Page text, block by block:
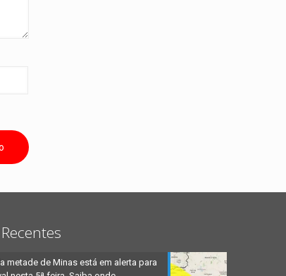
metade de Minas está em alerta para